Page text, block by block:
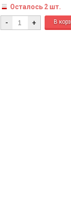
Осталось 2 шт.
- +